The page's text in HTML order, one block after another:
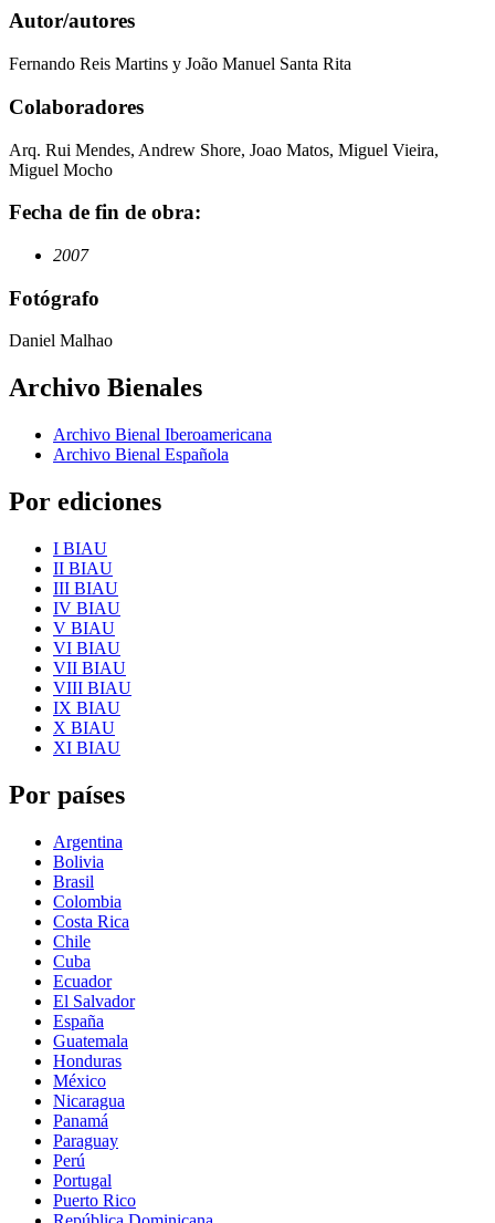
Autor/autores
Fernando Reis Martins y João Manuel Santa Rita
Colaboradores
Arq. Rui Mendes, Andrew Shore, Joao Matos, Miguel Vieira,
Miguel Mocho
Fecha de fin de obra:
2007
Fotógrafo
Daniel Malhao
Archivo Bienales
Archivo Bienal Iberoamericana
Archivo Bienal Española
Por ediciones
I BIAU
II BIAU
III BIAU
IV BIAU
V BIAU
VI BIAU
VII BIAU
VIII BIAU
IX BIAU
X BIAU
XI BIAU
Por países
Argentina
Bolivia
Brasil
Colombia
Costa Rica
Chile
Cuba
Ecuador
El Salvador
España
Guatemala
Honduras
México
Nicaragua
Panamá
Paraguay
Perú
Portugal
Puerto Rico